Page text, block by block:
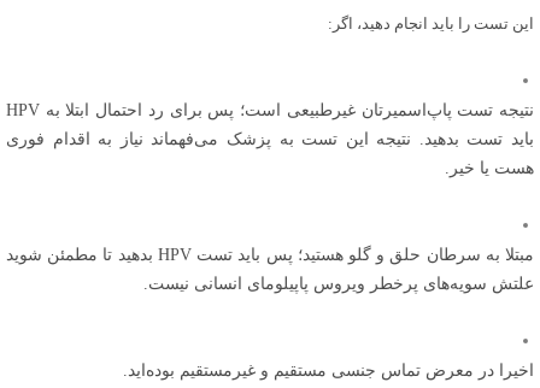
این تست را باید انجام دهید، اگر:
نتیجه تست پاپ‌اسمیرتان غیرطبیعی است؛ پس برای رد احتمال ابتلا به HPV
باید تست بدهید. نتیجه این تست به پزشک می‌فهماند نیاز به اقدام فوری
هست یا خیر.
مبتلا به سرطان حلق و گلو هستید؛ پس باید تست HPV بدهید تا مطمئن شوید
علتش سویه‌های پرخطر ویروس پاپیلومای انسانی نیست.
اخیرا در معرض تماس جنسی مستقیم و غیرمستقیم بوده‌اید.